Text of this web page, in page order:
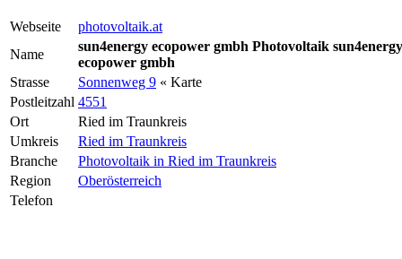
Webseite
photovoltaik.at
Name
sun4energy ecopower gmbh Photovoltaik sun4energy
ecopower gmbh
Strasse
Sonnenweg 9 « Karte
Postleitzahl 4551
Ort
Ried im Traunkreis
Umkreis
Ried im Traunkreis
Branche
Photovoltaik in Ried im Traunkreis
Region
Oberösterreich
Telefon